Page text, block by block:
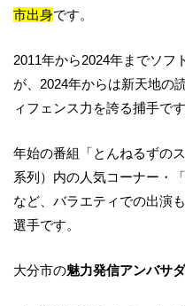
市出身です。
2011年から2024年までソフ
が、2024年からは新天地の
ィフェンス力を誇る捕手です
年始の番組「とんねるずの
系列）内の人気コーナー・
など、バラエティでの出演
選手です。
大分市の魅力発信アンバサ